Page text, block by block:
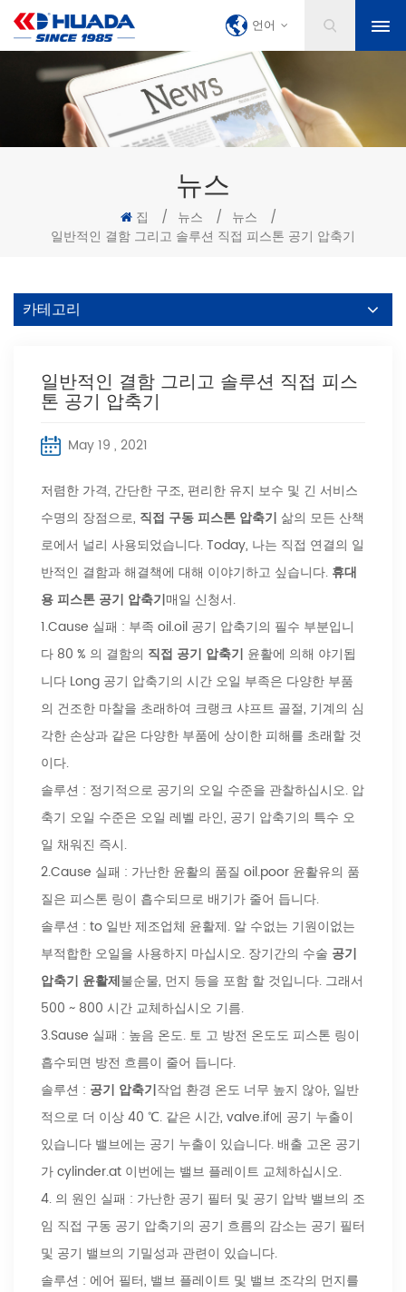
언어
뉴스
집 / 뉴스 / 뉴스
/
일반적인 결함 그리고 솔루션 직접 피스톤 공기 압축기
카테고리
일반적인 결함 그리고 솔루션 직접 피스
톤 공기 압축기
May 19 , 2021
저렴한 가격, 간단한 구조, 편리한 유지 보수 및 긴 서비스
수명의 장점으로, 직접 구동 피스톤 압축기 삶의 모든 산책
로에서 널리 사용되었습니다. Today, 나는 직접 연결의 일
반적인 결함과 해결책에 대해 이야기하고 싶습니다. 휴대
용 피스톤 공기 압축기매일 신청서.
1.Cause 실패 : 부족 oil.oil 공기 압축기의 필수 부분입니
다 80 % 의 결함의 직접 공기 압축기 윤활에 의해 야기됩
니다 Long 공기 압축기의 시간 오일 부족은 다양한 부품
의 건조한 마찰을 초래하여 크랭크 샤프트 골절, 기계의 심
각한 손상과 같은 다양한 부품에 상이한 피해를 초래할 것
이다.
솔루션 : 정기적으로 공기의 오일 수준을 관찰하십시오. 압
축기 오일 수준은 오일 레벨 라인, 공기 압축기의 특수 오
일 채워진 즉시.
2.Cause 실패 : 가난한 윤활의 품질 oil.poor 윤활유의 품
질은 피스톤 링이 흡수되므로 배기가 줄어 듭니다.
솔루션 : to 일반 제조업체 윤활제. 알 수없는 기원이없는
부적합한 오일을 사용하지 마십시오. 장기간의 수술 공기
압축기 윤활제불순물, 먼지 등을 포함 할 것입니다. 그래서
500 ~ 800 시간 교체하십시오 기름.
3.Sause 실패 : 높음 온도. 토 고 방전 온도도 피스톤 링이
흡수되면 방전 흐름이 줄어 듭니다.
솔루션 : 공기 압축기작업 환경 온도 너무 높지 않아, 일반
적으로 더 이상 40 ℃. 같은 시간, valve.if에 공기 누출이
있습니다 밸브에는 공기 누출이 있습니다. 배출 고온 공기
가 cylinder.at 이번에는 밸브 플레이트 교체하십시오.
4. 의 원인 실패 : 가난한 공기 필터 및 공기 압박 밸브의 조
임 직접 구동 공기 압축기의 공기 흐름의 감소는 공기 필터
및 공기 밸브의 기밀성과 관련이 있습니다.
솔루션 : 에어 필터, 밸브 플레이트 및 밸브 조각의 먼지를